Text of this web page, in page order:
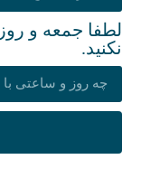
لطفا جمعه و
نکنید.